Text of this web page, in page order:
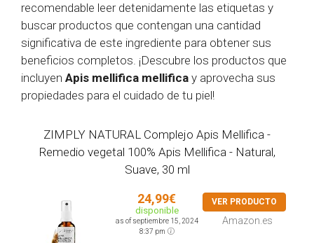
recomendable leer detenidamente las etiquetas y
buscar productos que contengan una cantidad
significativa de este ingrediente para obtener sus
beneficios completos. ¡Descubre los productos que
incluyen Apis mellifica mellifica y aprovecha sus
propiedades para el cuidado de tu piel!
ZIMPLY NATURAL Complejo Apis Mellifica -
Remedio vegetal 100% Apis Mellifica - Natural,
Suave, 30 ml
24,99€
disponible
as of septiembre 15, 2024
8:37 pm
VER PRODUCTO
Amazon.es